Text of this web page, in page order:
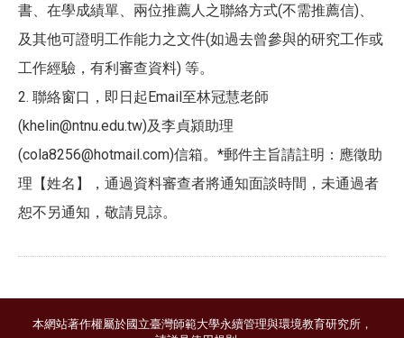
書、在學成績單、兩位推薦人之聯絡方式(不需推薦信)、
及其他可證明工作能力之文件(如過去曾參與的研究工作或
工作經驗，有利審查資料) 等。
2. 聯絡窗口，即日起Email至林冠慧老師
(khelin@ntnu.edu.tw)及李貞潁助理
(cola8256@hotmail.com)信箱。*郵件主旨請註明：應徵助
理【姓名】，通過資料審查者將通知面談時間，未通過者
恕不另通知，敬請見諒。
本網站著作權屬於國立臺灣師範大學永續管理與環境教育研究所，